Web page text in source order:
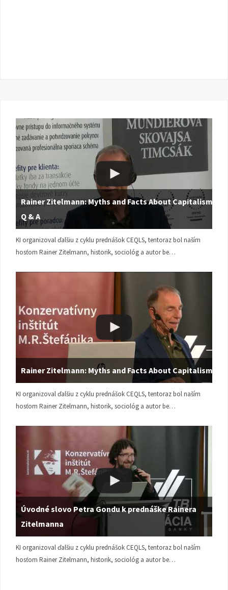
Rainer Zitelmann: Myths and Facts About Capitalism |
Q & A
KI organizoval ďalšiu z cyklu prednášok CEQLS, tentoraz bol naším
hosťom Rainer Zitelmann, historik, sociológ a autor be…
Rainer Zitelmann: Myths and Facts About Capitalism
KI organizoval ďalšiu z cyklu prednášok CEQLS, tentoraz bol naším
hosťom Rainer Zitelmann, historik, sociológ a autor be…
Úvodné slovo Petra Gondu k prednáške Rainera
Zitelmanna
KI organizoval ďalšiu z cyklu prednášok CEQLS, tentoraz bol naším
hosťom Rainer Zitelmann, historik, sociológ a autor be…